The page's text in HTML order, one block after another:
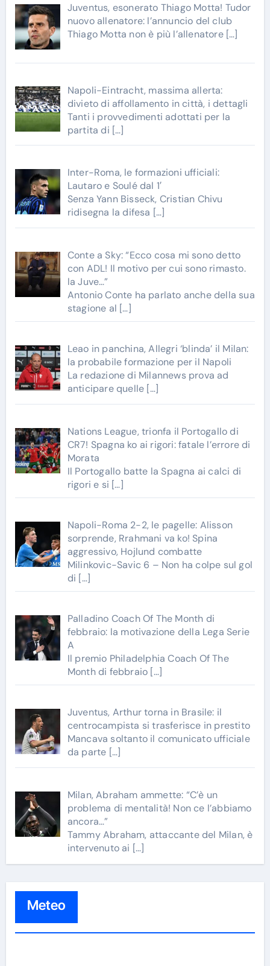
Juventus, esonerato Thiago Motta! Tudor
nuovo allenatore: l’annuncio del club
Thiago Motta non è più l’allenatore […]
Napoli-Eintracht, massima allerta:
divieto di affollamento in città, i dettagli
Tanti i provvedimenti adottati per la
partita di […]
Inter-Roma, le formazioni ufficiali:
Lautaro e Soulé dal 1′
Senza Yann Bisseck, Cristian Chivu
ridisegna la difesa […]
Conte a Sky: “Ecco cosa mi sono detto
con ADL! Il motivo per cui sono rimasto.
la Juve…”
Antonio Conte ha parlato anche della sua
stagione al […]
Leao in panchina, Allegri ‘blinda’ il Milan:
la probabile formazione per il Napoli
La redazione di Milannews prova ad
anticipare quelle […]
Nations League, trionfa il Portogallo di
CR7! Spagna ko ai rigori: fatale l’errore di
Morata
Il Portogallo batte la Spagna ai calci di
rigori e si […]
Napoli-Roma 2-2, le pagelle: Alisson
sorprende, Rrahmani va ko! Spina
aggressivo, Hojlund combatte
Milinkovic-Savic 6 – Non ha colpe sul gol
di […]
Palladino Coach Of The Month di
febbraio: la motivazione della Lega Serie
A
Il premio Philadelphia Coach Of The
Month di febbraio […]
Juventus, Arthur torna in Brasile: il
centrocampista si trasferisce in prestito
Mancava soltanto il comunicato ufficiale
da parte […]
Milan, Abraham ammette: “C’è un
problema di mentalità! Non ce l’abbiamo
ancora…”
Tammy Abraham, attaccante del Milan, è
intervenuto ai […]
Meteo